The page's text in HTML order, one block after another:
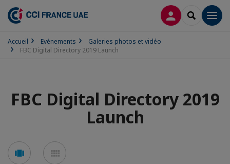
CONNEXION
Accueil Evènements
Galeries photos et vidéo
FBC Digital Directory 2019 Launch
FBC Digital Directory 2019
Launch
Voir
en
en